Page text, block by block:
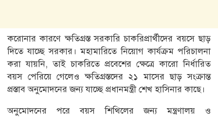
করোনার কারণে ক্ষতিগ্রস্ত সরকারি চাকরিপ্রার্থীদের বয়সে ছাড়
দিতে যাচ্ছে সরকার। মহামারিতে নিয়োগ কার্যক্রম পরিচালনা
করা যায়নি, তাই চাকরিতে প্রবেশের ক্ষেত্রে কারো নির্ধারিত
বয়স পেরিয়ে গেলেও ক্ষতিগ্রস্তদের ২১ মাসের ছাড় সংক্রান্ত
প্রস্তাব অনুমোদনের জন্য যাচ্ছে প্রধানমন্ত্রী শেখ হাসিনার কাছে।
অনুমোদনের পরে বয়স শিথিলের জন্য মন্ত্রণালয় ও